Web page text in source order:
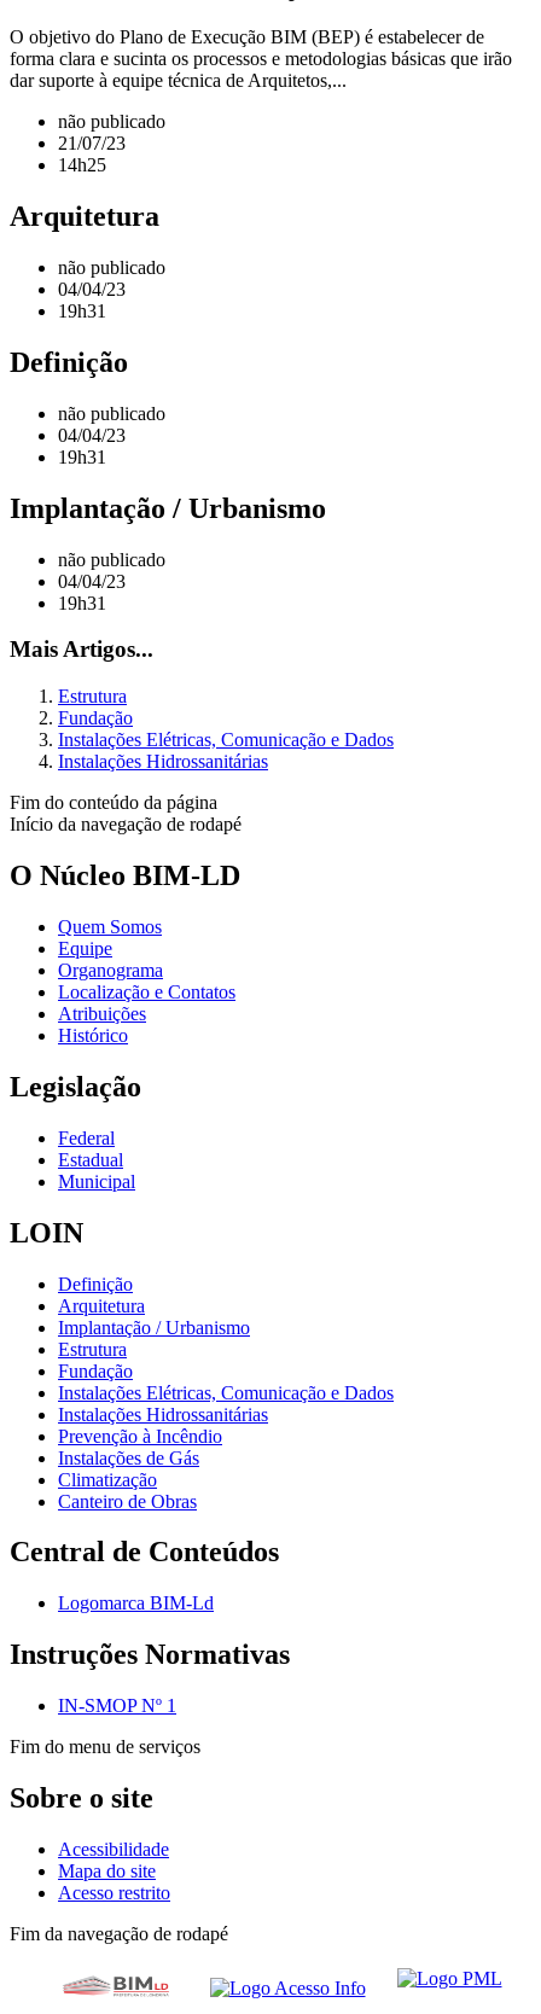
O objetivo do Plano de Execução BIM (BEP) é estabelecer de
forma clara e sucinta os processos e metodologias básicas que irão
dar suporte à equipe técnica de Arquitetos,...
não publicado
21/07/23
14h25
Arquitetura
não publicado
04/04/23
19h31
Definição
não publicado
04/04/23
19h31
Implantação / Urbanismo
não publicado
04/04/23
19h31
Mais Artigos...
Estrutura
Fundação
Instalações Elétricas, Comunicação e Dados
Instalações Hidrossanitárias
Fim do conteúdo da página
Início da navegação de rodapé
O Núcleo BIM-LD
Quem Somos
Equipe
Organograma
Localização e Contatos
Atribuições
Histórico
Legislação
Federal
Estadual
Municipal
LOIN
Definição
Arquitetura
Implantação / Urbanismo
Estrutura
Fundação
Instalações Elétricas, Comunicação e Dados
Instalações Hidrossanitárias
Prevenção à Incêndio
Instalações de Gás
Climatização
Canteiro de Obras
Central de Conteúdos
Logomarca BIM-Ld
Instruções Normativas
IN-SMOP Nº 1
Fim do menu de serviços
Sobre o site
Acessibilidade
Mapa do site
Acesso restrito
Fim da navegação de rodapé